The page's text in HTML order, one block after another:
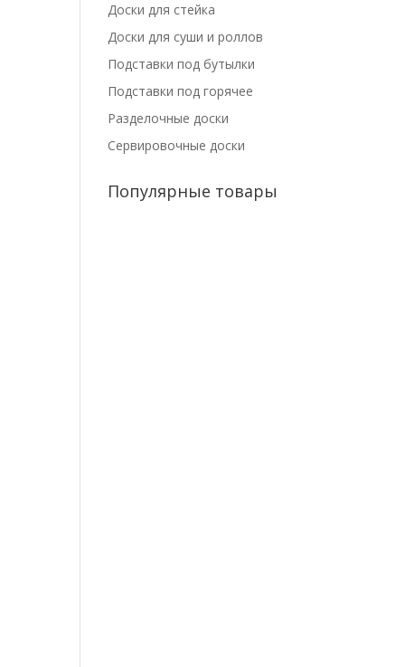
Доски для стейка
Доски для суши и роллов
Подставки под бутылки
Подставки под горячее
Разделочные доски
Сервировочные доски
Популярные товары